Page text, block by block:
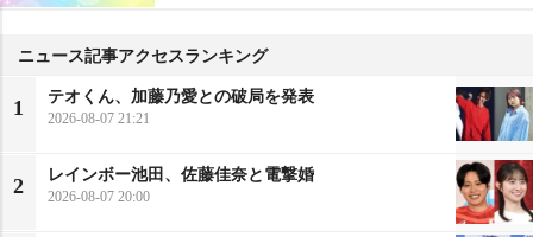
ニュース記事アクセスランキング
1
テオくん、加藤乃愛との破局を発表
2026-08-07 21:21
2
レインボー池田、佐藤佳奈と電撃婚
2026-08-07 20:00